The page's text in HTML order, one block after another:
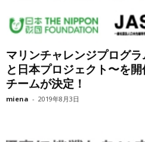
マリンチャレンジプログ
と日本プロジェクト〜を
チームが決定！
miena - 2019年8月3日